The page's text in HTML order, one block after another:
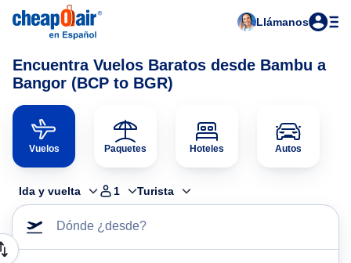
Llámanos
Encuentra Vuelos Baratos desde Bambu a
Bangor (BCP to BGR)
Vuelos Paquetes Hoteles Autos
Ida y vuelta 1 Turista
Dónde ¿desde?